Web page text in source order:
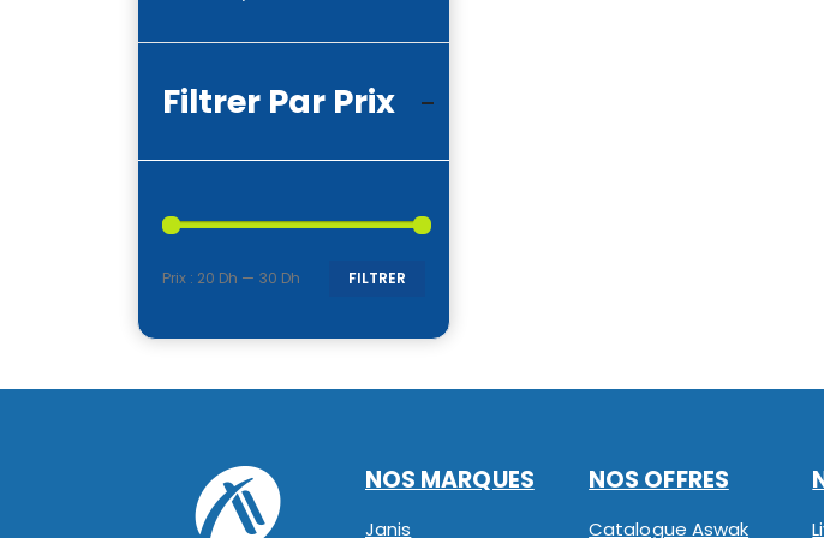
Filtrer Par Prix
FILTRER
Prix : 20 Dh — 30 Dh
NOS MARQUES
Janis
NOS OFFRES
Catalogue Aswak